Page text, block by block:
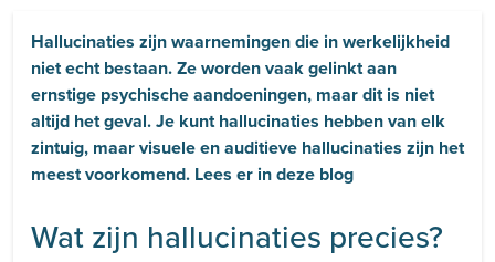
Hallucinaties zijn waarnemingen die in werkelijkheid
niet echt bestaan. Ze worden vaak gelinkt aan
ernstige psychische aandoeningen, maar dit is niet
altijd het geval. Je kunt hallucinaties hebben van elk
zintuig, maar visuele en auditieve hallucinaties zijn het
meest voorkomend. Lees er in deze blog
Wat zijn hallucinaties precies?